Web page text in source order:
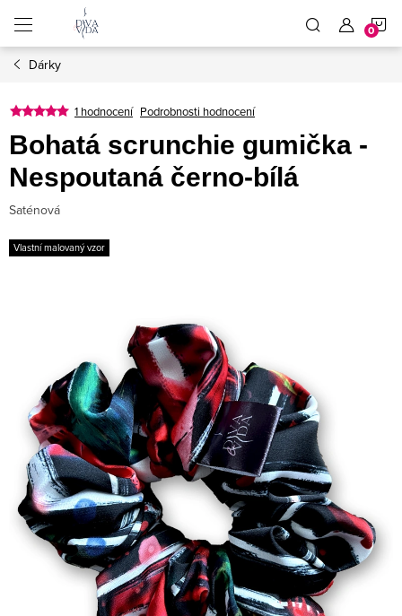
obsah
Dárky
1 hodnocení Podrobnosti hodnocení
Bohatá scrunchie gumička -
Nespoutaná černo-bílá
Saténová
Vlastní malovaný vzor